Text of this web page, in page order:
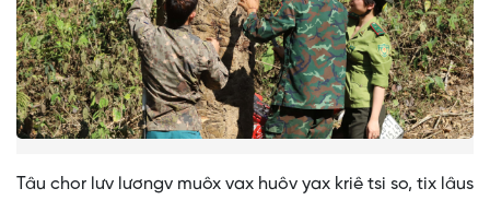
Tâu chor lưv lươngv muôx vax huôv yax kriê tsi so, tix lâus